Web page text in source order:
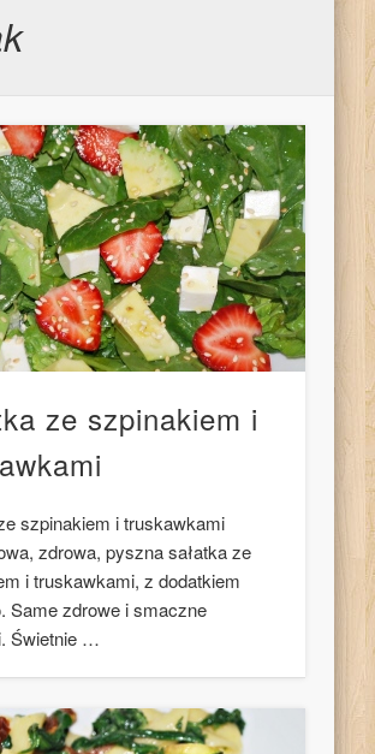
ze szpinakiem i
szpinakiem i truskawkami
zdrowa, pyszna sałatka ze
i truskawkami, z dodatkiem
Same zdrowe i smaczne
Świetnie …